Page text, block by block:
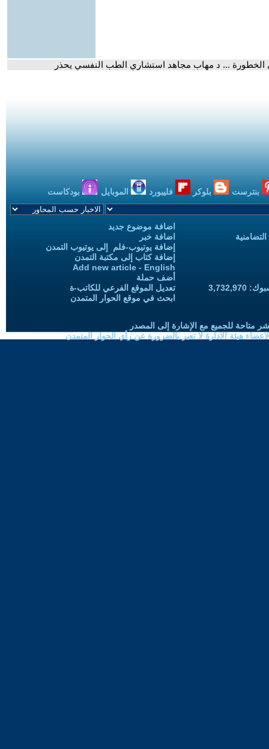
الخطورة ... د مهاب مجاهد استشاري الطب النفسي يحذر
بنترست بلوكر فليبورد الموبايل بودكاست
اضافة موضوع جديد
اضافة خبر
إضافة يوتيوب-فلم إلى يوتيوب التمدن
إضافة كتاب إلى مكتبة التمدن
Add new article - English
أضف حملة
تعديل الموقع الفرعي للكاتب-ة
ابحث في موقع الحوار المتمدن
متاحة للجميع مع الإشارة إلى المصدر
هيئة الادارة لا تعبر بالضرورة عن رأي الحوار المتمدن